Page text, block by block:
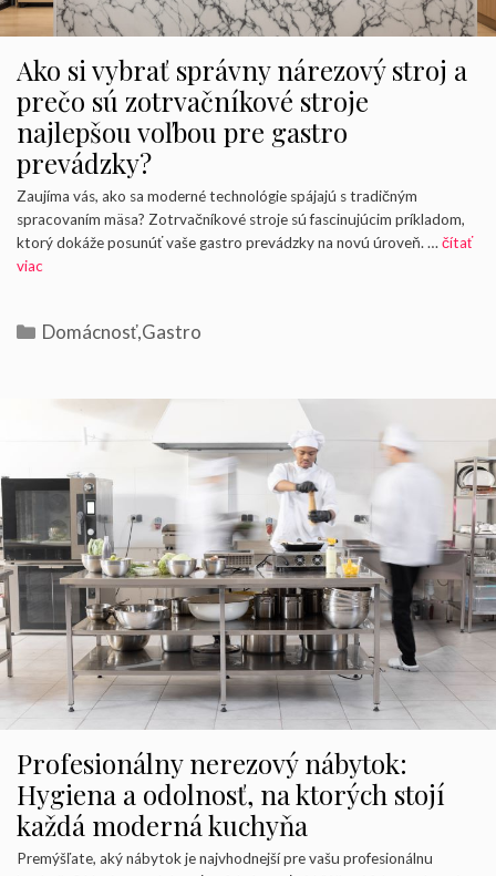
Ako si vybrať správny nárezový stroj a
prečo sú zotrvačníkové stroje
najlepšou voľbou pre gastro
prevádzky?
Zaujíma vás, ako sa moderné technológie spájajú s tradičným
spracovaním mäsa? Zotrvačníkové stroje sú fascinujúcim príkladom,
ktorý dokáže posunúť vaše gastro prevádzky na novú úroveň. …čítať
viac
Kategórie
Domácnosť,Gastro
Profesionálny nerezový nábytok:
Hygiena a odolnosť, na ktorých stojí
každá moderná kuchyňa
Premýšľate, aký nábytok je najvhodnejší pre vašu profesionálnu